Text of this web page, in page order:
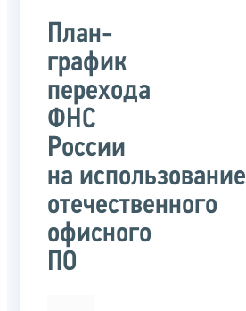
План-
график
перехода
ФНС
России
на использование
отечественного
офисного
ПО